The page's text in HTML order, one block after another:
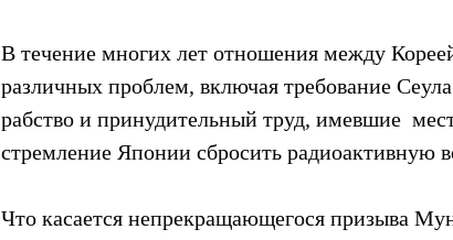
В течение многих лет отношения между
различных проблем, включая требование
рабство и принудительный труд, имевшие
стремление Японии сбросить радиоактивную
Что касается непрекращающегося призыва